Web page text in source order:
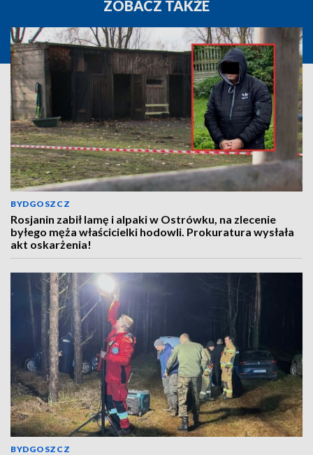
ZOBACZ TAKŻE
BYDGOSZCZ
Rosjanin zabił lamę i alpaki w Ostrówku, na zlecenie
byłego męża właścicielki hodowli. Prokuratura wysłała
akt oskarżenia!
BYDGOSZCZ